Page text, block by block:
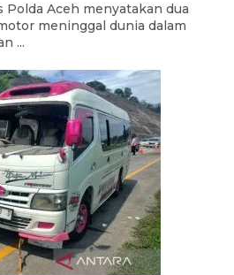
Aceh menyatakan dua
meninggal dunia dalam
...